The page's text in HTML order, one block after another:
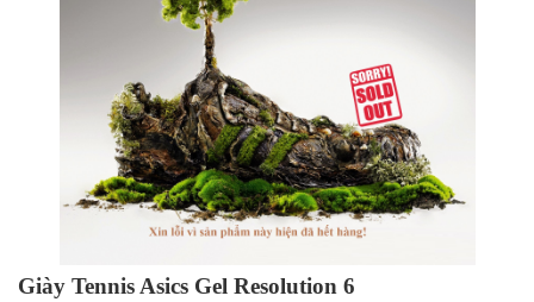
Giày Tennis Asics Gel Resolution 6